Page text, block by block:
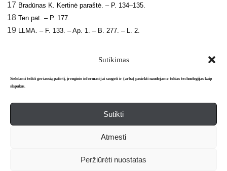
Sutikimas
Siekdami teikti geriausią patirtį, įrenginio informacijai saugoti ir (arba) pasiekti naudojame tokias technologijas kaip
slapukus.
Sutikti
Atmesti
Peržiūrėti nuostatas
17 Bradūnas K. Kertinė paraštė. – P. 134–135.
18 Ten pat. – P. 177.
19 LLMA. – F. 133. – Ap. 1. – B. 277. – L. 2.
Apie mus Redakcija Prenumerata